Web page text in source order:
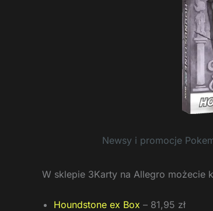
Newsy i promocje
W sklepie 3Karty na Allegro możecie
Houndstone ex Box – 81,95 zł